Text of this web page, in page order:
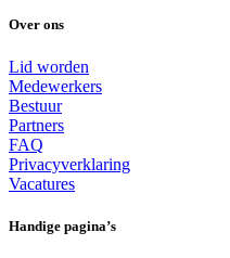
Over ons
Lid worden
Medewerkers
Bestuur
Partners
FAQ
Privacyverklaring
Vacatures
Handige pagina’s